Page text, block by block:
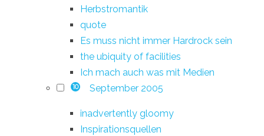
Herbstromantik
quote
Es muss nicht immer Hardrock sein
the ubiquity of facilities
Ich mach auch was mit Medien
10 September 2005
inadvertently gloomy
Inspirationsquellen